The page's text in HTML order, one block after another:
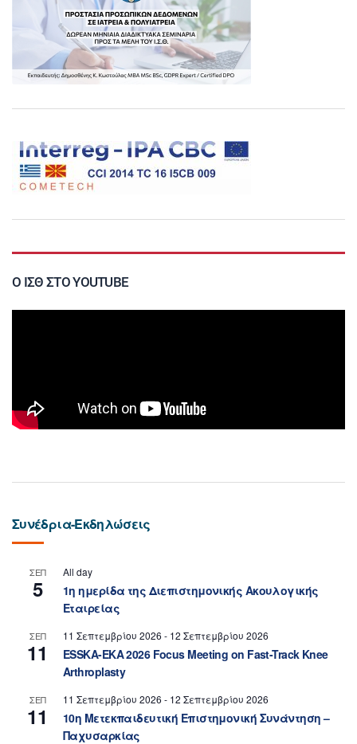
Ο ΙΣΘ ΣΤΟ YOUTUBE
Συνέδρια-Εκδηλώσεις
ΣΕΠ
5
All day
1η ημερίδα της Διεπιστημονικής Ακουλογικής
Εταιρείας
ΣΕΠ
11
11 Σεπτεμβρίου 2026 - 12 Σεπτεμβρίου 2026
ESSKA-EKA 2026 Focus Meeting on Fast-Track Knee
Arthroplasty
ΣΕΠ
11
11 Σεπτεμβρίου 2026 - 12 Σεπτεμβρίου 2026
10η Μετεκπαιδευτική Επιστημονική Συνάντηση –
Παχυσαρκίας